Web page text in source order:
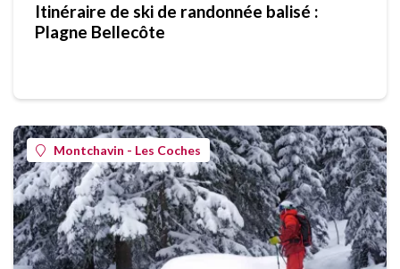
Itinéraire de ski de randonnée balisé :
Plagne Bellecôte
Montchavin - Les Coches